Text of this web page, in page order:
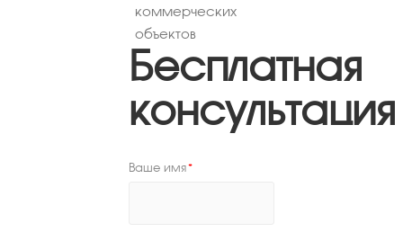
коммерческих
объектов
Бесплатная
консультация
Ваше имя*